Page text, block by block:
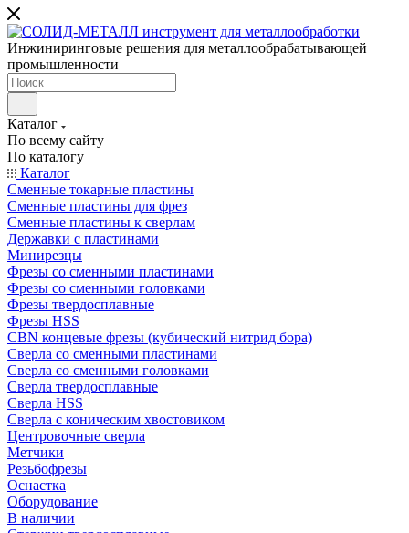
Инжиниринговые решения для металлообрабатывающей
промышленности
Каталог
По всему сайту
По каталогу
Каталог
Сменные токарные пластины
Сменные пластины для фрез
Сменные пластины к сверлам
Державки с пластинами
Минирезцы
Фрезы со сменными пластинами
Фрезы со сменными головками
Фрезы твердосплавные
Фрезы HSS
CBN концевые фрезы (кубический нитрид бора)
Сверла со сменными пластинами
Сверла со сменными головками
Сверла твердосплавные
Сверла HSS
Сверла с коническим хвостовиком
Центровочные сверла
Метчики
Резьбофрезы
Оснастка
Оборудование
В наличии